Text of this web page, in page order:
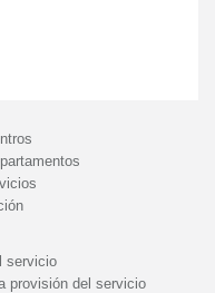
servicio
provisión del servicio